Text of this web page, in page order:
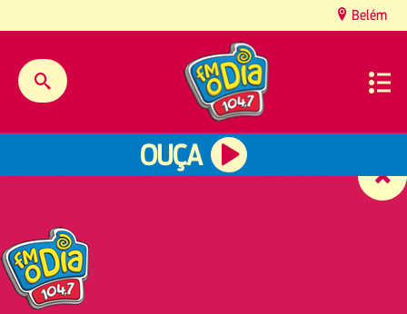
Belém
OUÇA